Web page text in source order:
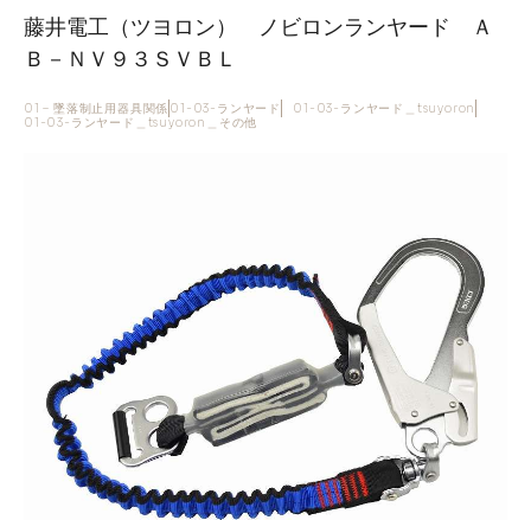
取扱メーカー
金井産業の強み
採用情報
藤井電工（ツヨロン） ノビロンランヤード Ａ
Ｂ－ＮＶ９３ＳＶＢＬ
01 – 墜落制止用器具関係 01-03-ランヤード
01-03-ランヤード＿tsuyoron
01-03-ランヤード＿tsuyoron＿その他